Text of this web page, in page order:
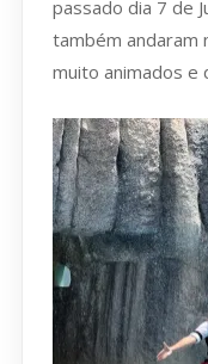
passado dia 7 de
também andaram
muito animados e